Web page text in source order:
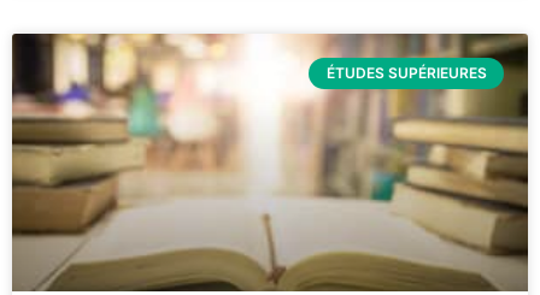
ÉTUDES SUPÉRIEURES